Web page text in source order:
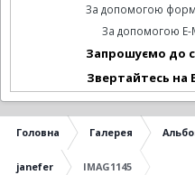
За допомогою
За допомогою E-
Запрошуємо до
Звертайтесь на
Головна Галерея
janefer IMAG1145